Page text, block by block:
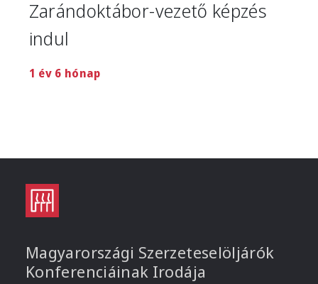
Zarándoktábor-vezető képzés
indul
1 év 6 hónap
Magyarországi Szerzeteselöljárók
Konferenciáinak Irodája